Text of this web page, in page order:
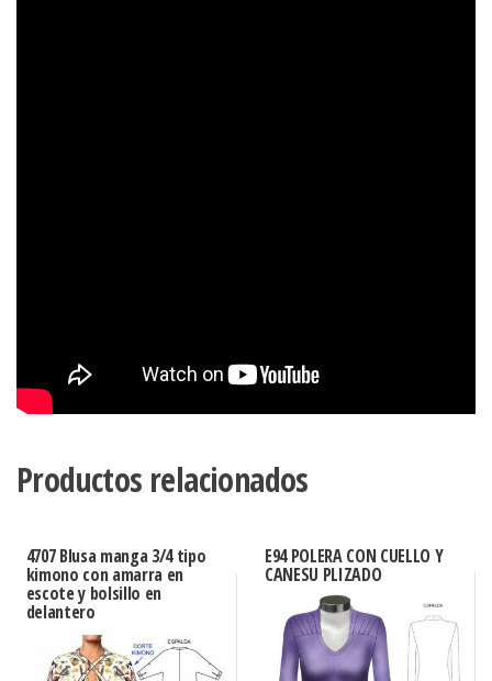
Productos relacionados
4707 Blusa manga 3/4 tipo
kimono con amarra en
escote y bolsillo en
delantero
E94 POLERA CON CUELLO Y
CANESU PLIZADO